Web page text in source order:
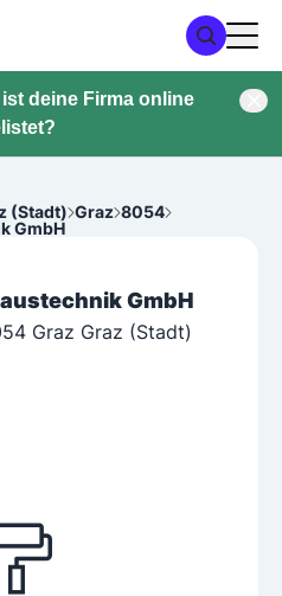
deine Firma online
(Stadt) Graz 8054
GmbH
GmbH
Graz Graz (Stadt)